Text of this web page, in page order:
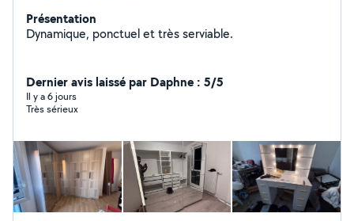
Présentation
Dynamique, ponctuel et très serviable.
Dernier avis laissé par Daphne : 5/5
Il y a 6 jours
Très sérieux